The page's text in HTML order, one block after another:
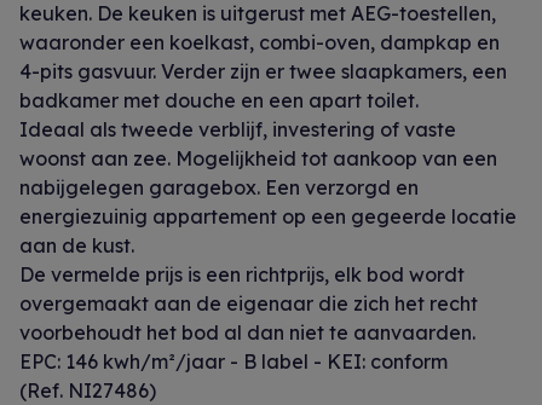
keuken. De keuken is uitgerust met AEG-toestellen,
waaronder een koelkast, combi-oven, dampkap en
4-pits gasvuur. Verder zijn er twee slaapkamers, een
badkamer met douche en een apart toilet.
Ideaal als tweede verblijf, investering of vaste
woonst aan zee. Mogelijkheid tot aankoop van een
nabijgelegen garagebox. Een verzorgd en
energiezuinig appartement op een gegeerde locatie
aan de kust.
De vermelde prijs is een richtprijs, elk bod wordt
overgemaakt aan de eigenaar die zich het recht
voorbehoudt het bod al dan niet te aanvaarden.
EPC: 146 kwh/m²/jaar - B label - KEI: conform
(Ref. NI27486)